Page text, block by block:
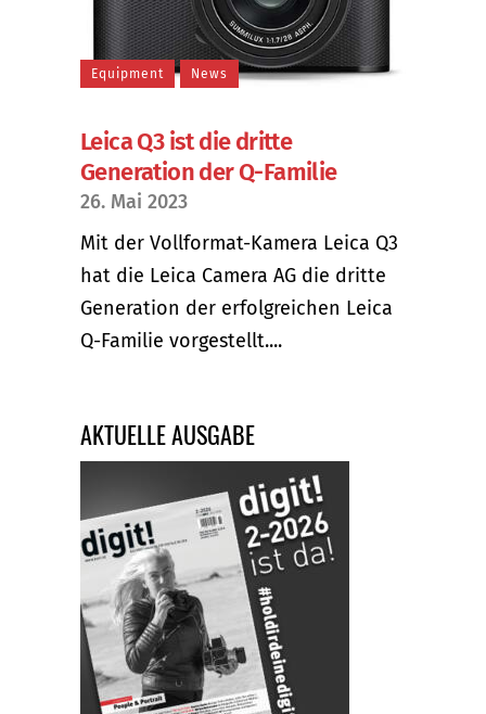
Equipment News
Leica Q3 ist die dritte
Generation der Q-Familie
26. Mai 2023
Mit der Vollformat-Kamera Leica Q3
hat die Leica Camera AG die dritte
Generation der erfolgreichen Leica
Q-Familie vorgestellt....
AKTUELLE AUSGABE